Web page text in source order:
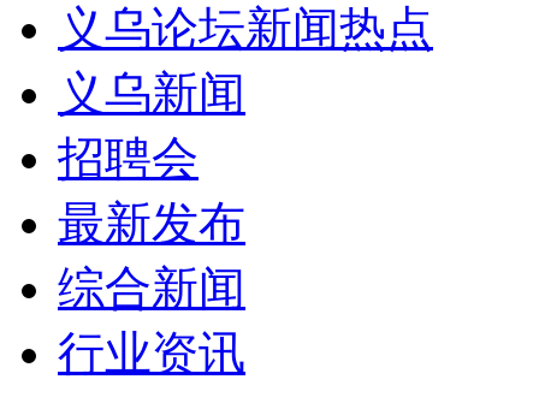
义乌论坛新闻热点
义乌新闻
招聘会
最新发布
综合新闻
行业资讯